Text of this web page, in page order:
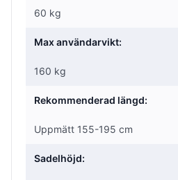
60 kg
Max användarvikt:
160 kg
Rekommenderad längd:
Uppmätt 155-195 cm
Sadelhöjd: